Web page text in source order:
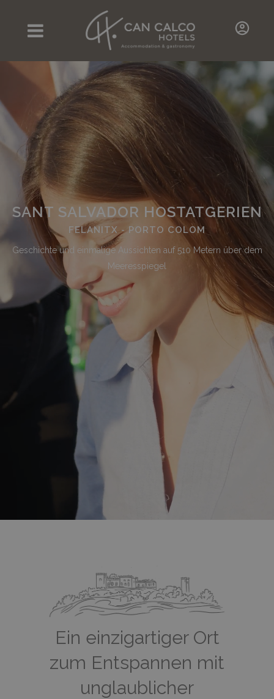
SANT SALVADOR HOSTATGERIEN
FELANITX - PORTO COLOM
Geschichte und einmalige Aussichten auf 510 Metern über dem
Meeresspiegel
Ein einzigartiger Ort
zum Entspannen mit
unglaublicher